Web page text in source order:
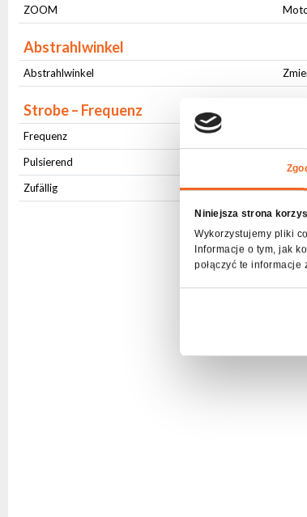
Niniejsza strona
Wykorzystujemy pliki
Informacje o tym, jak
połączyć te
ZOOM
Abstrahlwinkel
Abstrahlwinkel
Strobe – Frequenz
Frequenz
Pulsierend
Ja
Zufällig
Ja